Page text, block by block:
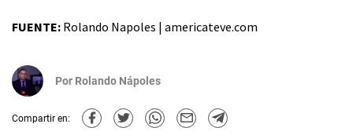
FUENTE: Rolando Napoles | americateve.com
Por Rolando Nápoles
Compartir en: